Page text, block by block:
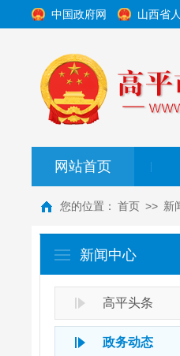
中国政府网 山西省
网站首页
您的位置： 首页 >> 新
新闻中心
高平头条
政务动态